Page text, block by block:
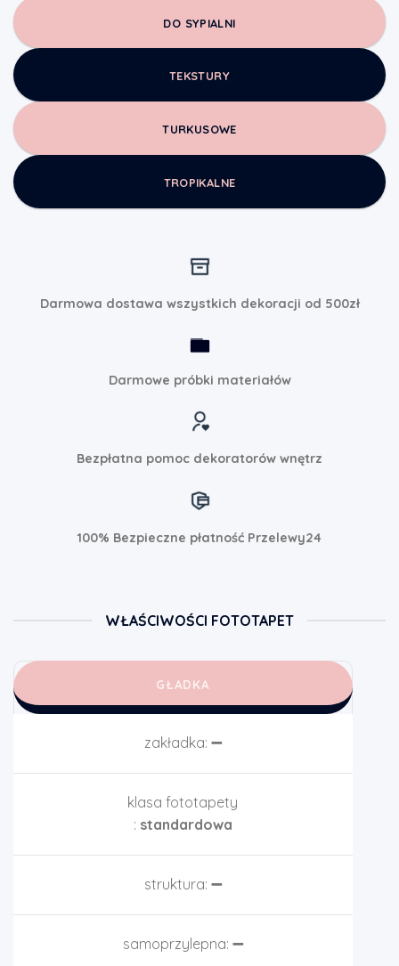
DO SYPIALNI
TEKSTURY
TURKUSOWE
TROPIKALNE
Darmowa dostawa wszystkich dekoracji od 500zł
Darmowe próbki materiałów
Bezpłatna pomoc dekoratorów wnętrz
100% Bezpieczne płatność Przelewy24
WŁAŚCIWOŚCI FOTOTAPET
GŁADKA
zakładka: ➖
klasa fototapety
: standardowa
struktura: ➖
samoprzylepna: ➖